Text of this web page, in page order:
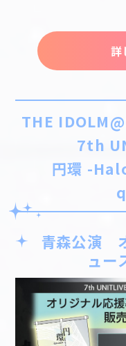
詳
THE
7th
円環 -
青森公演
ュー